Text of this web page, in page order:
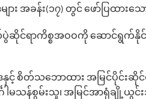
း အခန်း(၁၇) တွင် ဖော်ပြထား
ဆိုင်ရာကိစ္စအဝဝကို ဆောင်ရွက်နို
နှင့် စိတ်သဘောထား အမြင်ပိုင်း
သန်စွမ်းသူ၊ အမြင်အာရုံချို့ယွင်း